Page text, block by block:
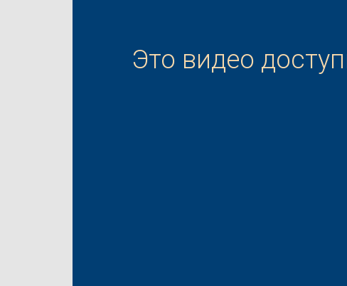
Это видео